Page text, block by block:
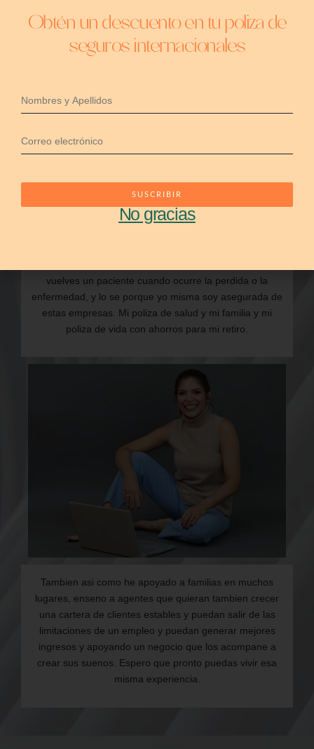
He aprendido que son decisiones que se toman en la
calma lo que hace que puedas vivir en tranquilidad y
decision, con la calma suficiente y desde ahi porteger el
patrimonio de tu familia, para construir en bases solidas
y saber que puedes estar tranquilo, seguro y bien
vuelves un paciente cuando ocurre la perdida o la
enfermedad, y lo se porque yo misma soy asegurada de
estas empresas. Mi poliza de salud y mi familia y mi
poliza de vida con ahorros para mi retiro.
Tambien asi como he apoyado a familias en muchos
lugares, enseno a agentes que quieran tambien crecer
una cartera de clientes estables y puedan salir de las
limitaciones de un empleo y puedan generar mejores
ingresos y apoyando un negocio que los acompane a
crear sus suenos. Espero que pronto puedas vivir esa
misma experiencia.
Obtén un descuento en tu poliza de
seguros internacionales
SUSCRIBIR
No gracias